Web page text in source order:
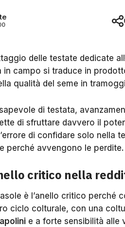
delle testate dedicate
in campo si traduce in
qualità del seme in
di testata,
di sfruttare davvero il
di confidare solo nella
perché avvengono le perdite.
critico nella
è l’anello critico perché
ciclo colturale, con una
e a forte sensibilità alle